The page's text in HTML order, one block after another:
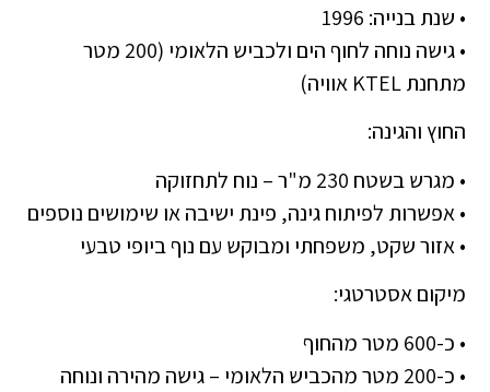
• שנת בנייה: 1996
• גישה נוחה לחוף הים ולכביש הלאומי (200 מטר
מתחנת KTEL אוויה)
החוץ והגינה:
• מגרש בשטח 230 מ"ר – נוח לתחזוקה
• אפשרות לפיתוח גינה, פינת ישיבה או שימושים נוספים
• אזור שקט, משפחתי ומבוקש עם נוף ביופי טבעי
מיקום אסטרטגי:
• כ-600 מטר מהחוף
• כ-200 מטר מהכביש הלאומי – גישה מהירה ונוחה